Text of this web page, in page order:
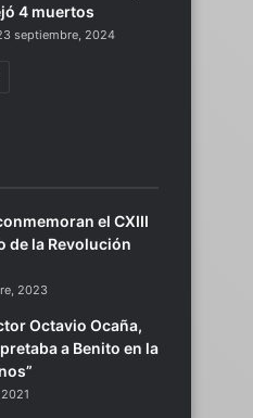
4 muertos
septiembre, 2024
el CXIII
de la Revolución
2023
Octavio Ocaña,
a Benito en la